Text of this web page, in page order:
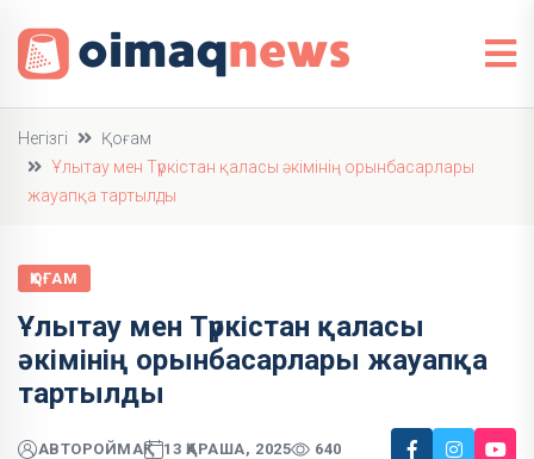
Негізгі
Қоғам
Ұлытау мен Түркістан қаласы әкімінің орынбасарлары
жауапқа тартылды
ҚОҒАМ
Ұлытау мен Түркістан қаласы
әкімінің орынбасарлары жауапқа
тартылды
АВТОРОЙМАҚ 13 ҚАРАША, 2025 640